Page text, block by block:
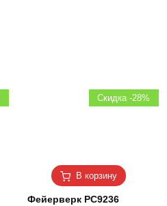
В корзину
Скидка -28%
Фейерверк РС9236